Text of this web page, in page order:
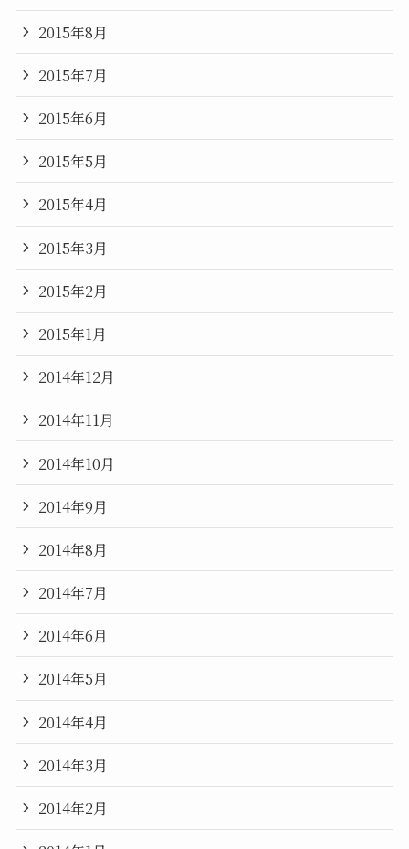
2015年8月
2015年7月
2015年6月
2015年5月
2015年4月
2015年3月
2015年2月
2015年1月
2014年12月
2014年11月
2014年10月
2014年9月
2014年8月
2014年7月
2014年6月
2014年5月
2014年4月
2014年3月
2014年2月